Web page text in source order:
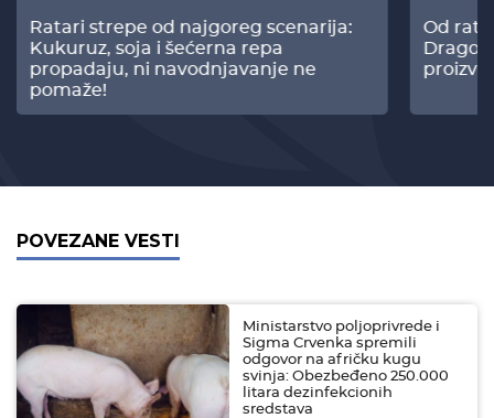
Ratari strepe od najgoreg scenarija:
Kukuruz, soja i šećerna repa
propadaju, ni navodnjavanje ne
pomaže!
Od
POVEZANE VESTI
Ministarstvo poljoprivrede i
Sigma Crvenka spremili
odgovor na afričku kugu
svinja: Obezbeđeno 250.000
litara dezinfekcionih
sredstava